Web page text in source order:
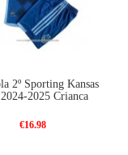
2º Sporting Kansas
2025 Crianca
€16.98